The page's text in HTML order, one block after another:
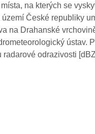
na kterých se
České republiky
na Drahanské
ústav.
radarové odrazivosti